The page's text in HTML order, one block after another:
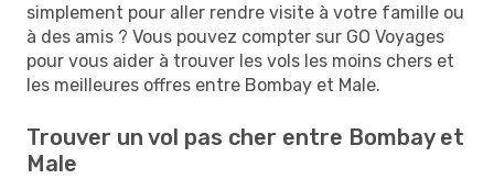
simplement pour aller rendre visite à votre famille ou
à des amis ? Vous pouvez compter sur GO Voyages
pour vous aider à trouver les vols les moins chers et
les meilleures offres entre Bombay et Male.
Trouver un vol pas cher entre Bombay et
Male